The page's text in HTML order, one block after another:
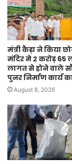
मंत्री कैड़ा ने किया
मंदिर मे 2 करोड़ 65
लागत से होने वाले
पुनर निर्माण कार्य
August 8, 2026